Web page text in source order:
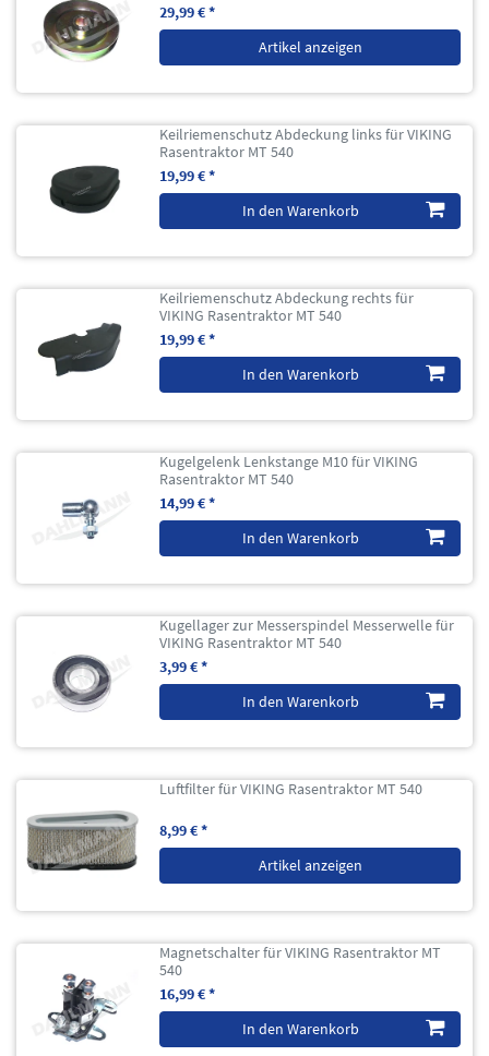
29,99 € *
Artikel anzeigen
Keilriemenschutz Abdeckung links für VIKING
Rasentraktor MT 540
19,99 € *
In den Warenkorb
Keilriemenschutz Abdeckung rechts für
VIKING Rasentraktor MT 540
19,99 € *
In den Warenkorb
Kugelgelenk Lenkstange M10 für VIKING
Rasentraktor MT 540
14,99 € *
In den Warenkorb
Kugellager zur Messerspindel Messerwelle für
VIKING Rasentraktor MT 540
3,99 € *
In den Warenkorb
Luftfilter für VIKING Rasentraktor MT 540
8,99 € *
Artikel anzeigen
Magnetschalter für VIKING Rasentraktor MT
540
16,99 € *
In den Warenkorb